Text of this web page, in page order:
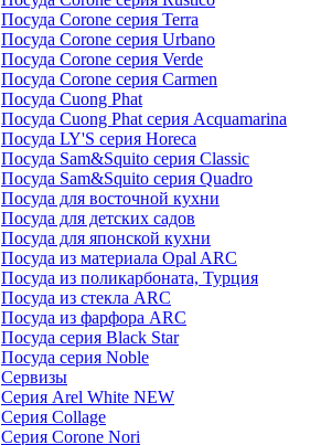
Посуда Corone серия Terra
Посуда Corone серия Urbano
Посуда Corone серия Verde
Посуда Corone серия Сarmen
Посуда Cuong Phat
Посуда Cuong Phat серия Acquamarina
Посуда LY'S серия Horeca
Посуда Sam&Squito серия Classic
Посуда Sam&Squito серия Quadro
Посуда для восточной кухни
Посуда для детских садов
Посуда для японской кухни
Посуда из материала Opal ARC
Посуда из поликарбоната, Турция
Посуда из стекла ARC
Посуда из фарфора ARC
Посуда серия Black Star
Посуда серия Noble
Сервизы
Серия Arel White NEW
Серия Collage
Серия Corone Nori